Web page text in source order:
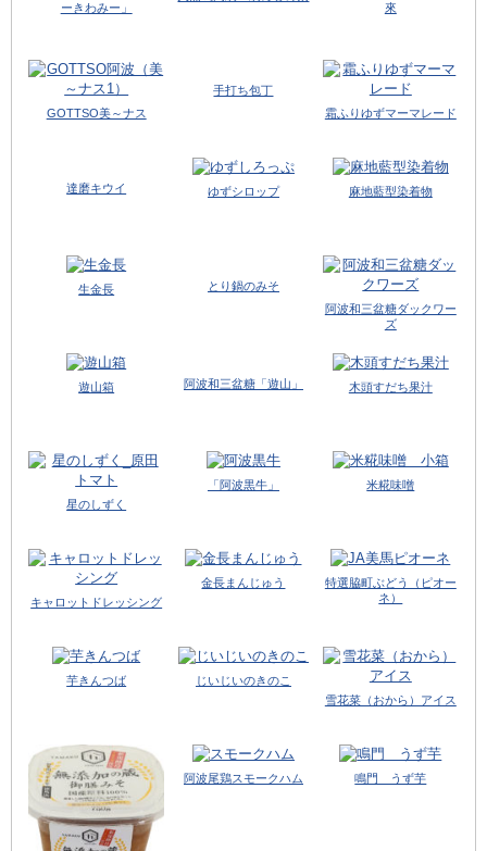
ーきわみー」
來
GOTTSO美～ナス
手打ち包丁
霜ふりゆずマーマレード
達磨キウイ ゆずシロップ 麻地藍型染着物
生金長
とり鍋のみそ
阿波和三盆糖ダックワー
ズ
遊山箱 阿波和三盆糖「遊山」 木頭すだち果汁
星のしずく
「阿波黒牛」 米糀味噌
キャロットドレッシング
金長まんじゅう
特選脇町ぶどう（ピオー
ネ）
芋きんつば
じいじいのきのこ
雪花菜（おから）アイス
阿波尾鶏スモークハム 鳴門 うず芋